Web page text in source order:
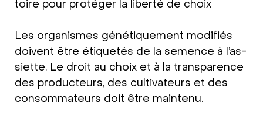
toire pour pro­té­ger la liber­té de choix
Les orga­nis­mes géné­ti­quement modi­fi­és
doi­vent être éti­que­tés de la semence à l’as­
si­et­te. Le droit au choix et à la trans­pa­rence
des pro­duc­teurs, des cul­ti­va­teurs et des
con­som­ma­teurs doit être main­te­nu.